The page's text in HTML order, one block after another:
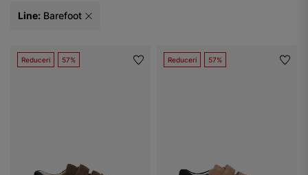
Line: Barefoot
Reduceri 57% Reduceri 57%